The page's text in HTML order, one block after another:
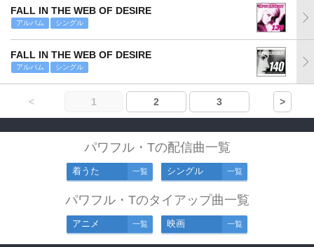
FALL IN THE WEB OF DESIRE
アルバム シングル
FALL IN THE WEB OF DESIRE
アルバム シングル
< 1 2 3 >
パワフル・Tの配信曲一覧
着うた 一覧 シングル 一覧
パワフル・Tのタイアップ曲一覧
アニメ 一覧 映画 一覧